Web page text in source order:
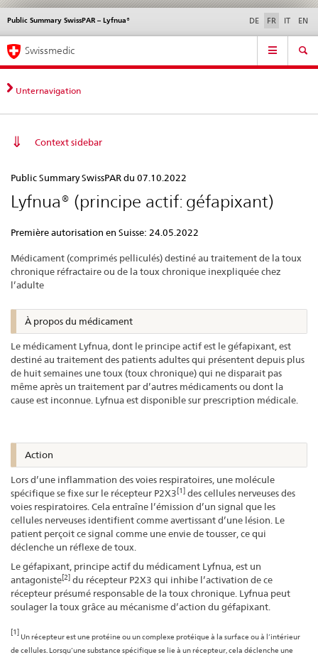
Navigation
directe:
actualités,
bases
contact
Actualités & Mises à
normes
Contact | Support &
aide
Public Summary SwissPAR – Lyfnua® DE FR IT EN
Service
Navigation
Swissmedic
Unternavigation
Context sidebar
Summary
SwissPAR
–
Public Summary SwissPAR du 07.10.2022
Lyfnua® (principe actif: géfapixant)
Première autorisation en Suisse: 24.05.2022
Médicament (comprimés pelliculés) destiné au traitement de la toux
chronique réfractaire ou de la toux chronique inexpliquée chez
l’adulte
À propos du médicament
Le médicament Lyfnua, dont le principe actif est le géfapixant, est
destiné au traitement des patients adultes qui présentent depuis plus
de huit semaines une toux (toux chronique) qui ne disparait pas
même après un traitement par d’autres médicaments ou dont la
cause est inconnue. Lyfnua est disponible sur prescription médicale.
Action
Lors d’une inflammation des voies respiratoires, une molécule
spécifique se fixe sur le récepteur P2X3[1] des cellules nerveuses des
voies respiratoires. Cela entraîne l’émission d’un signal que les
cellules nerveuses identifient comme avertissant d’une lésion. Le
patient perçoit ce signal comme une envie de tousser, ce qui
déclenche un réflexe de toux.
Le géfapixant, principe actif du médicament Lyfnua, est un
antagoniste[2] du récepteur P2X3 qui inhibe l’activation de ce
récepteur présumé responsable de la toux chronique. Lyfnua peut
soulager la toux grâce au mécanisme d’action du géfapixant.
[1]
Un récepteur est une protéine ou un complexe protéique à la surface ou à l’intérieur
de cellules. Lorsqu’une substance spécifique se lie à un récepteur, cela déclenche une